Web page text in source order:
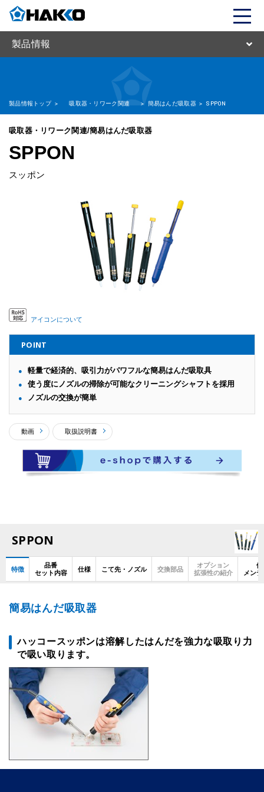
製品情報
製品情報トップ > 吸取器・リワーク関連 > 簡易はんだ吸取器 > SPPON
吸取器・リワーク関連/簡易はんだ吸取器
SPPON
スッポン
アイコンについて
POINT
軽量で経済的、吸引力がパワフルな簡易はんだ吸取具
使う度にノズルの掃除が可能なクリーニングシャフトを採用
ノズルの交換が簡単
動画 取扱説明書
SPPON
特徴
品番
セット内容
仕様 こて先・ノズル 交換部品
オプション
拡張性の紹介
使
メン
簡易はんだ吸取器
ハッコースッポンは溶解したはんだを強力な吸取り力
で吸い取ります。